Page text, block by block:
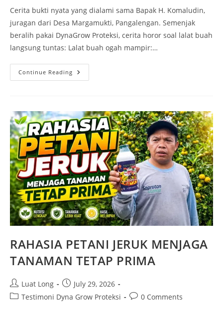
Cerita bukti nyata yang dialami sama Bapak H. Komaludin,
juragan dari Desa Margamukti, Pangalengan. Semenjak
beralih pakai DynaGrow Proteksi, cerita horor soal lalat buah
langsung tuntas: Lalat buah ogah mampir:…
Continue Reading
RAHASIA PETANI JERUK MENJAGA
TANAMAN TETAP PRIMA
Luat Long
July 29, 2026
Testimoni Dyna Grow Proteksi
0 Comments